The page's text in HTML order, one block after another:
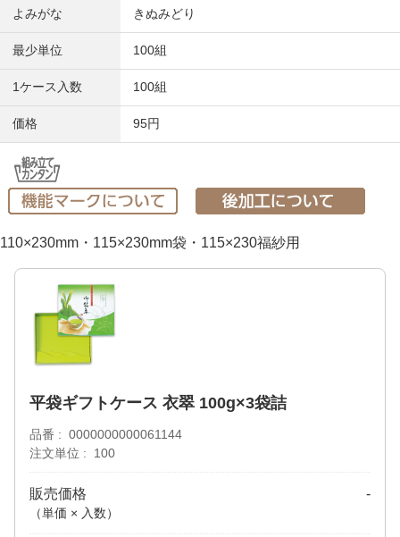
よみがな きぬみどり
最少単位 100組
1ケース入数 100組
価格 95円
110×230mm・115×230mm袋・115×230福紗用
平袋ギフトケース 衣翠 100g×3袋詰
品番
0000000000061144
注文単位
100
販売価格
（単価 × 入数）
-